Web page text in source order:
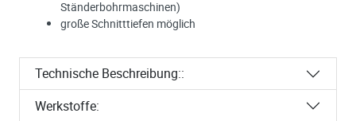
Ständerbohrmaschinen)
große Schnitttiefen möglich
Technische Beschreibung::
Werkstoffe: